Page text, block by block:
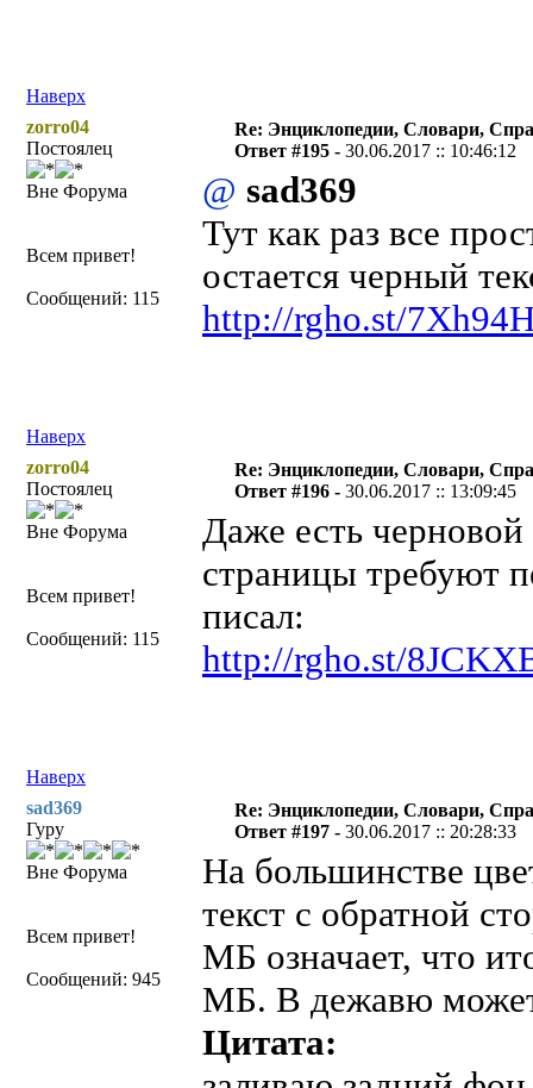
Наверх
zorro04
Постоялец
Вне Форума
Всем привет!
Сообщений: 115
Re: Энциклопедии, Словари,
Ответ #195 -30.06.2017 :: 10:46:12
@ sad369
Тут как раз все
остается черный
http://rgho.st/
Наверх
zorro04
Постоялец
Вне Форума
Всем привет!
Сообщений: 115
Re: Энциклопедии, Словари,
Ответ #196 -30.06.2017 :: 13:09:45
Даже есть
страницы требуют
писал:
http://rgho.st/
Наверх
sad369
Гуру
Вне Форума
Всем привет!
Сообщений: 945
Re: Энциклопедии, Словари,
Ответ #197 -30.06.2017 :: 20:28:33
На большинстве
текст с обратной
МБ означает, что
МБ. В дежавю
Цитата: